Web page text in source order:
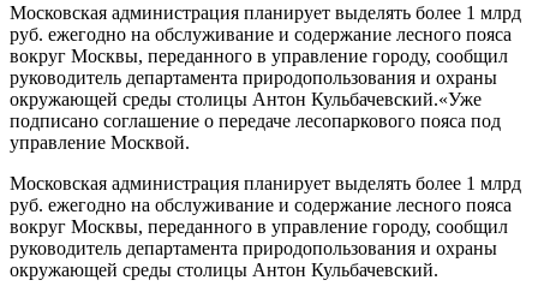
Московская администрация планирует выделять более 1 млрд
руб. ежегодно на обслуживание и содержание лесного пояса
вокруг Москвы, переданного в управление городу, сообщил
руководитель департамента природопользования и охраны
окружающей среды столицы Антон Кульбачевский.«Уже
подписано соглашение о передаче лесопаркового пояса под
управление Москвой.
Московская администрация планирует выделять более 1 млрд
руб. ежегодно на обслуживание и содержание лесного пояса
вокруг Москвы, переданного в управление городу, сообщил
руководитель департамента природопользования и охраны
окружающей среды столицы Антон Кульбачевский.